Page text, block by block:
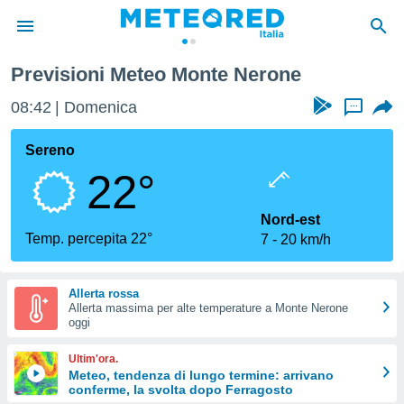
di
per
le
di
Web
le
Previsioni Meteo Monte Nerone
08:42 Domenica ...
Sereno
22°
Temp. percepita 22°
Nord-est
7
20 km/h
Allerta rossa
Allerta massima per alte temperature a Monte Nerone
oggi
Ultim'ora.
Meteo, tendenza di lungo termine: arrivano
conferme, la svolta dopo Ferragosto